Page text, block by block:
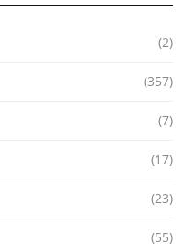
(2)
(357)
(7)
(17)
(23)
(55)